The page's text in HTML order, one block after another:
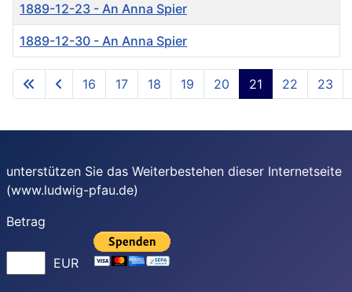
Beiträge
1889-12-23 - An Anna Spier
1889-12-30 - An Anna Spier
Seite 21 von 26
16 17 18 19 20 21 22 23
unterstützen Sie das Weiterbestehen dieser Internetseite
(www.ludwig-pfau.de)
Betrag
EUR